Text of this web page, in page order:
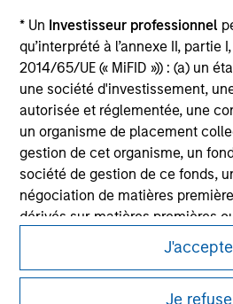
* Un Investisseur professionnel
qu’interprété à l’annexe II, partie
2014/65/UE (« MiFID »)) : (a) un
une société d'investissement,
autorisée et réglementée, une
un organisme de placement
gestion de cet organisme, un
société de gestion de ce fonds,
négociation de matières
dérivés sur matières premières
institutionnel, qui devra être
pour opérer sur les marchés
entité remplissant au moins
J'accepte
Je refuse
considerations.
Morgan Stanley